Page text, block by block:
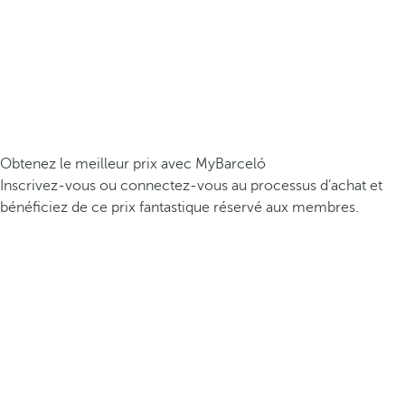
Obtenez le meilleur prix avec MyBarceló
Inscrivez-vous ou connectez-vous au processus d’achat et
bénéficiez de ce prix fantastique réservé aux membres.